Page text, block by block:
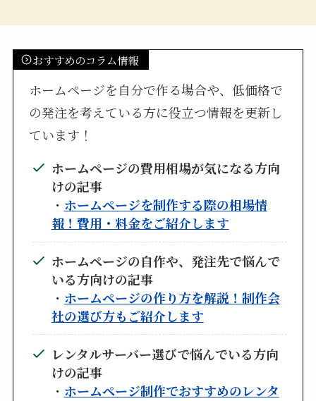
おすすめのコラム情報
ホームページを自分で作る場合や、低価格で
の発注を考えている方に役立つ情報を更新し
ています！
ホームページの費用相場が気になる方向
けの記事
・ ホームページを制作する際の相場情
報！費用・料金をご紹介します
ホームページの自作や、発注先で悩んで
いる方向けの記事
・ ホームページの作り方を解説！制作会
社の選び方もご紹介します
レンタルサーバー選びで悩んでいる方向
けの記事
・ ホームページ制作でおすすめのレンタ